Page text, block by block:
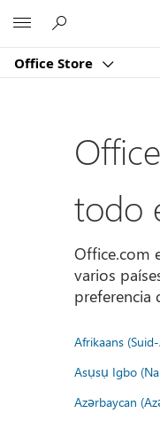
Office Store
todo
Office.com
varios
preferencia
Afrikaans
Asụsụ Igbo
Azərbaycan